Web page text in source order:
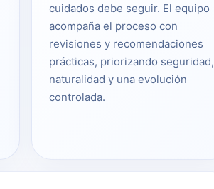
cuidados debe seguir. El equipo
acompaña el proceso con
revisiones y recomendaciones
prácticas, priorizando seguridad,
naturalidad y una evolución
controlada.